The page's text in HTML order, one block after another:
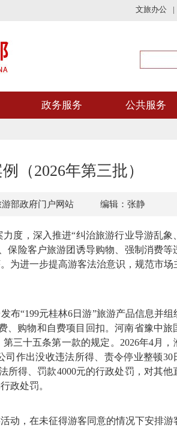
文旅办公 |
政务服务 公共服务
（2026年第三批）
部政府门户网站 编辑：张静
，深入推进“纠治旅游行业导游乱象
保险客户旅游团诱导购物、强制消费等
为进一步提高游客法治意识，规范市场
“199元桂林6日游”旅游产品信息并组
、购物和自费项目回扣。河南省豫中旅
三十五条第一款的规定。2026年4月，
作出没收违法所得、责令停业整顿30
所得、罚款4000元的行政处罚，对其他
政处罚。
，在未征得游客同意的情况下安排游